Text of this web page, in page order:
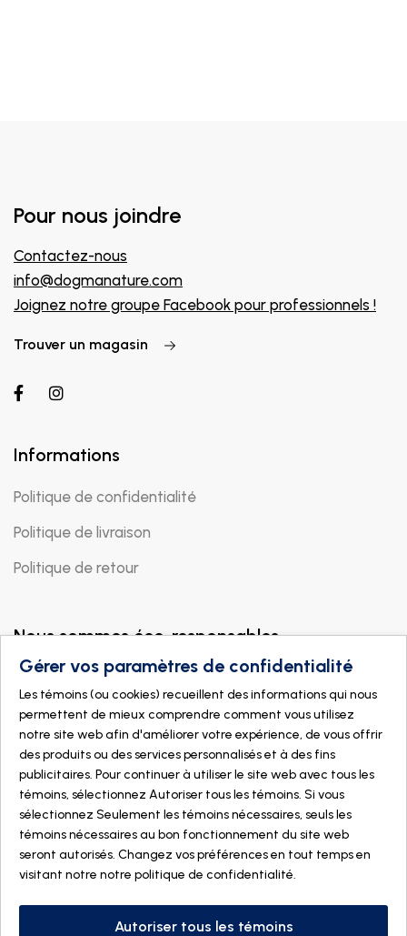
Pour nous joindre
Contactez-nous
info@dogmanature.com
Joignez notre groupe Facebook pour professionnels !
Trouver un magasin
Informations
Politique de confidentialité
Politique de livraison
Politique de retour
Nous sommes éco-responsables
© 2026 DOGMÄ NATURE. Tous droits réservés
Fait avec
parIGM Informatique inc
Gérer vos paramètres de confidentialité
Les témoins (ou cookies) recueillent des informations qui nous
permettent de mieux comprendre comment vous utilisez
notre site web afin d'améliorer votre expérience, de vous offrir
des produits ou des services personnalisés et à des fins
publicitaires. Pour continuer à utiliser le site web avec tous les
témoins, sélectionnez Autoriser tous les témoins. Si vous
sélectionnez Seulement les témoins nécessaires, seuls les
témoins nécessaires au bon fonctionnement du site web
seront autorisés. Changez vos préférences en tout temps en
visitant notre notre politique de confidentialité.
Autoriser tous les témoins